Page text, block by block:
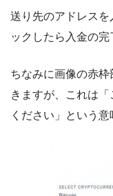
送り先のアドレスを
ックしたら入金の完
ちなみに画像の赤
きますが、これは
ください」という意